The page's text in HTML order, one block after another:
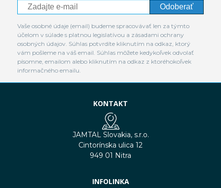
Odoberať
Vaše osobné údaje (email) budeme spracovávať len za týmto
účelom v súlade s platnou legislatívou a zásadami ochrany
osobných údajov. Súhlas potvrdíte kliknutím na odkaz, ktorý
vám pošleme na váš email. Súhlas môžete kedykoľvek odvolať
písomne, emailom alebo kliknutím na odkaz z ktoréhokoľvek
informačného emailu.
KONTAKT
JAMTAL Slovakia, s.r.o.
Cintorínska ulica 12
949 01 Nitra
INFOLINKA